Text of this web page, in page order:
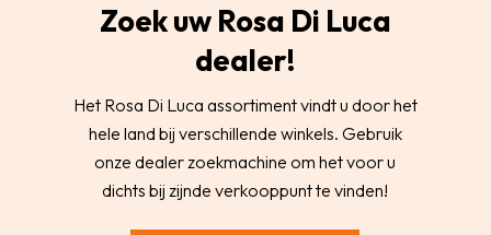
Zoek uw Rosa Di Luca
dealer!
Het Rosa Di Luca assortiment vindt u door het
hele land bij verschillende winkels. Gebruik
onze dealer zoekmachine om het voor u
dichts bij zijnde verkooppunt te vinden!